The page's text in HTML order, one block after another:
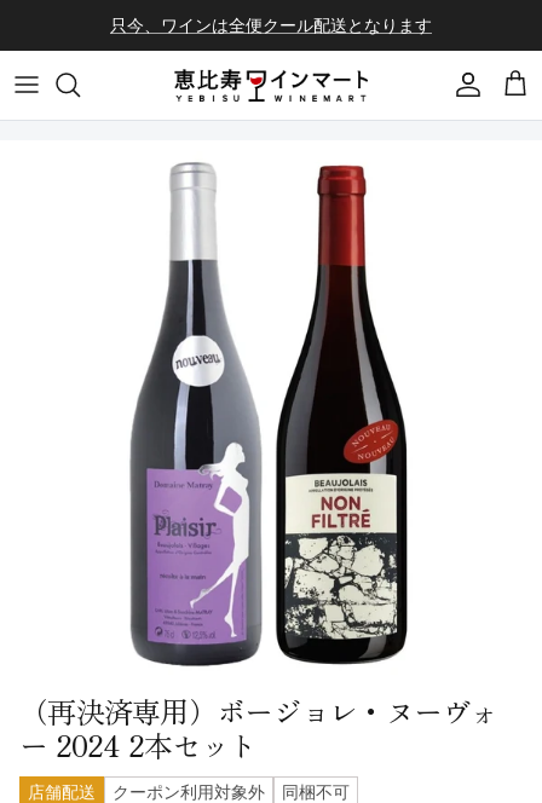
コンテンツへスキップ只今、ワインは全便クール配送となります
会員登
カ
（再決済専用）ボージョレ・ヌーヴォ
ー 2024 2本セット
店舗配送 クーポン利用対象外 同梱不可